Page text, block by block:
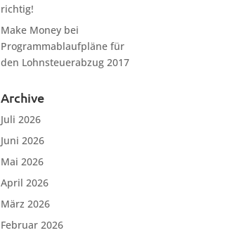
richtig!
Make Money bei
Programmablaufpläne für
den Lohnsteuerabzug 2017
Archive
Juli 2026
Juni 2026
Mai 2026
April 2026
März 2026
Februar 2026